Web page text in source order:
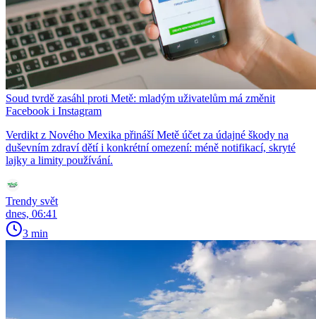
Soud tvrdě zasáhl proti Metě: mladým uživatelům má změnit
Facebook i Instagram
Verdikt z Nového Mexika přináší Metě účet za údajné škody na
duševním zdraví dětí i konkrétní omezení: méně notifikací, skryté
lajky a limity používání.
Trendy svět
dnes, 06:41
3 min